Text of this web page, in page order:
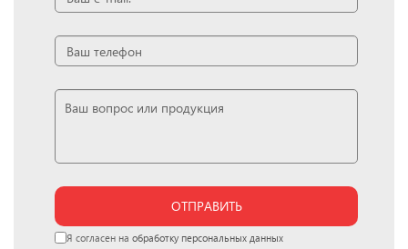
ОТПРАВИТЬ
Я согласен на обработку персональных данных